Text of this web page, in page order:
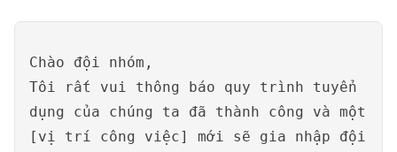
Chào đội nhóm,
Tôi rất vui thông báo quy trình tuyển
dụng của chúng ta đã thành công và một
[vị trí công việc] mới sẽ gia nhập đội